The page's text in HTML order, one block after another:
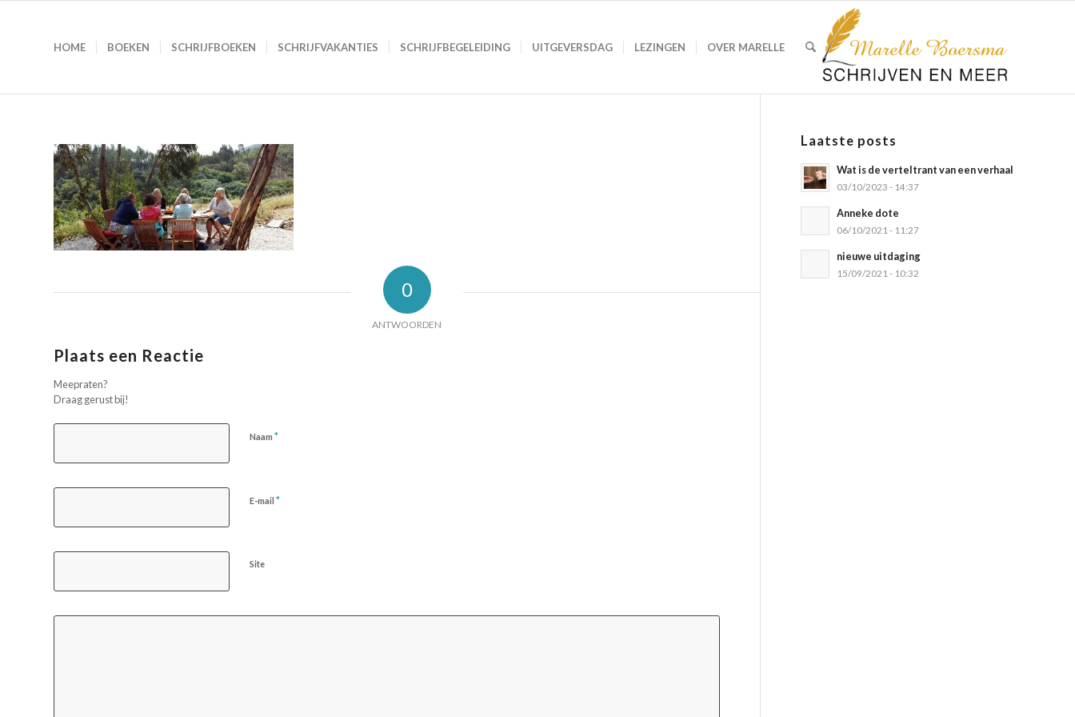
HOME BOEKEN SCHRIJFBOEKEN SCHRIJFVAKANTIES SCHRIJFBEGELEIDING UITGEVERSDAG LEZINGEN OVER MARELLE
0
ANTWOORDEN
Plaats een Reactie
Meepraten?
Draag gerust bij!
Naam *
E-mail *
Site
Laatste posts
Wat is de verteltrant van een verhaal
03/10/2023 - 14:37
Anneke dote
06/10/2021 - 11:27
nieuwe uitdaging
15/09/2021 - 10:32